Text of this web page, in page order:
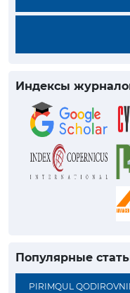
Индексы
Популярные
PIRIMQUL